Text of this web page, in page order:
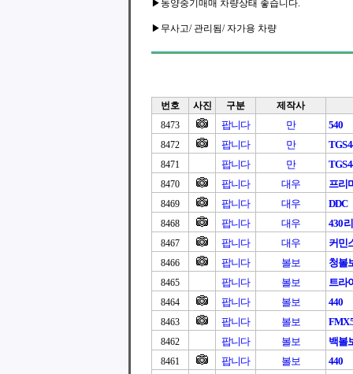
▶동양중기매매 차량상태 좋습니다.
▶무사고/ 관리됨/ 자가용 차량
번호 사진 구분
제작사
8473
팝니다 만 540
8472 팝니다 만
8471 팝니다 만
8470 팝니다 대우 프리
8469 팝니다 대우 DDC
8468 팝니다 대우 430
8467 팝니다 대우 커민
8466 팝니다 볼보 청볼
8465 팝니다 볼보 트라
8464 팝니다 볼보 440
8463 팝니다 볼보
8462 팝니다 볼보 백볼
8461 팝니다 볼보 440